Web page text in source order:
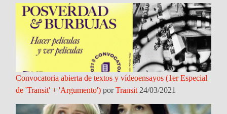
Convocatoria abierta de textos y vídeoensayos (1er Especial
de 'Transit' + 'Argumento') porTransit 24/03/2021